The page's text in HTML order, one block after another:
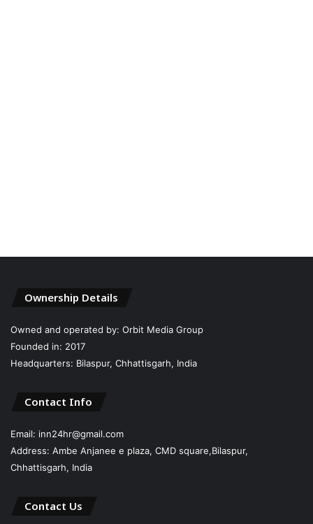
Ownership Details
Owned and operated by: Orbit Media Group
Founded in: 2017
Headquarters: Bilaspur, Chhattisgarh, India
Contact Info
Email: inn24hr@gmail.com
Address: Ambe Anjanee e plaza, CMD square,Bilaspur,
Chhattisgarh, India
Contact Us